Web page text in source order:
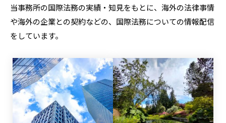
当事務所の国際法務の実績・知見をもとに、海外の法律事情
や海外の企業との契約などの、 国際法務についての情報配信
をしています。